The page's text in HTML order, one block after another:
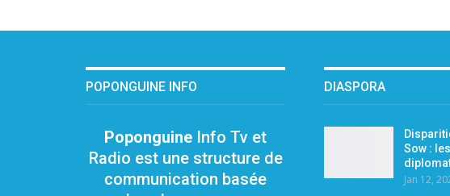
POPONGUINE INFO
Poponguine Info Tv et
Radio est une structure de
communication basée
DIASPORA
Sow :
Jan 12,